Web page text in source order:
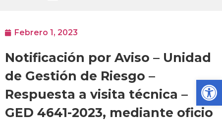
Febrero 1, 2023
Notificación por Aviso – Unidad
de Gestión de Riesgo –
Respuesta a visita técnica –
GED 4641-2023, mediante oficio